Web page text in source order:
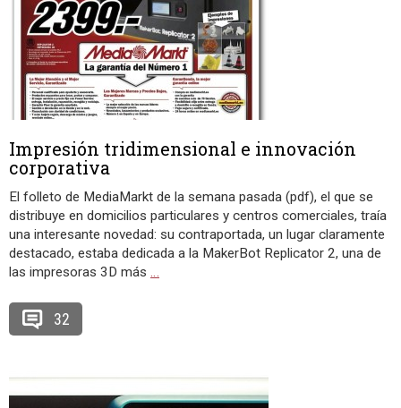
Impresión tridimensional e innovación
corporativa
El folleto de MediaMarkt de la semana pasada (pdf), el que se
distribuye en domicilios particulares y centros comerciales, traía
una interesante novedad: su contraportada, un lugar claramente
destacado, estaba dedicada a la MakerBot Replicator 2, una de
las impresoras 3D más …
32